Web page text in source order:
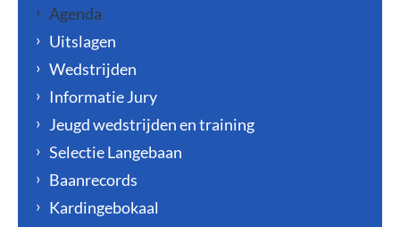
Agenda
Uitslagen
Wedstrijden
Informatie Jury
Jeugd wedstrijden en training
Selectie Langebaan
Baanrecords
Kardingebokaal